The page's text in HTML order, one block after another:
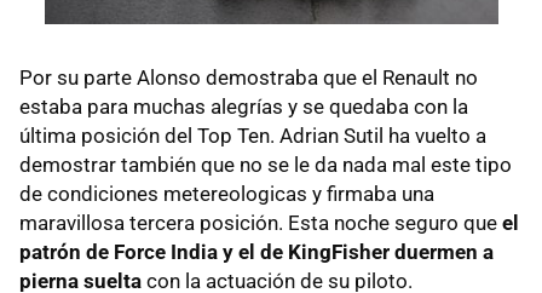
Por su parte Alonso demostraba que el Renault no
estaba para muchas alegrías y se quedaba con la
última posición del Top Ten. Adrian Sutil ha vuelto a
demostrar también que no se le da nada mal este tipo
de condiciones metereologicas y firmaba una
maravillosa tercera posición. Esta noche seguro que el
patrón de Force India y el de KingFisher duermen a
pierna suelta con la actuación de su piloto.